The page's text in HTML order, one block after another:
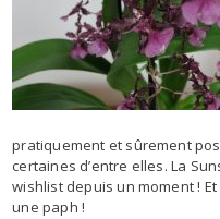
pratiquement et sûrement
certaines d’entre elles. La
wishlist depuis un moment !
une paph !